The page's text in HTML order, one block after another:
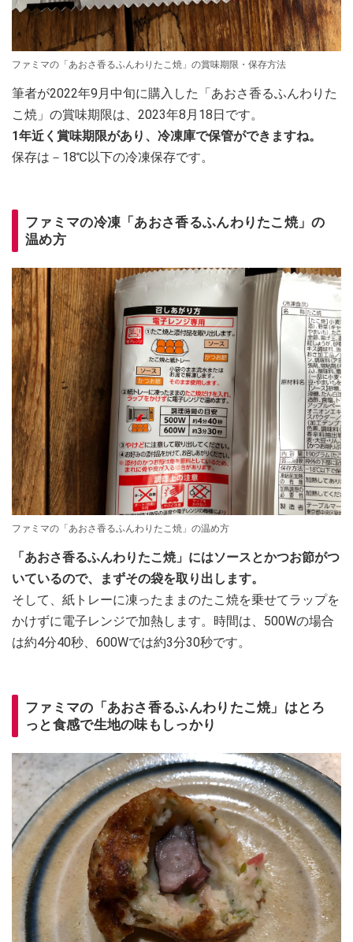
ファミマの「あおさ香るふんわりたこ焼」の賞味期限・保存方法
筆者が2022年9月中旬に購入した「あおさ香るふんわりた
こ焼」の賞味期限は、2023年8月18日です。
1年近く賞味期限があり、冷凍庫で保管ができますね。
保存は－18℃以下の冷凍保存です。
ファミマの冷凍「あおさ香るふんわりたこ焼」の
温め方
ファミマの「あおさ香るふんわりたこ焼」の温め方
「あおさ香るふんわりたこ焼」にはソースとかつお節がつ
いているので、まずその袋を取り出します。
そして、紙トレーに凍ったままのたこ焼を乗せてラップを
かけずに電子レンジで加熱します。時間は、500Wの場合
は約4分40秒、600Wでは約3分30秒です。
ファミマの「あおさ香るふんわりたこ焼」はとろ
っと食感で生地の味もしっかり